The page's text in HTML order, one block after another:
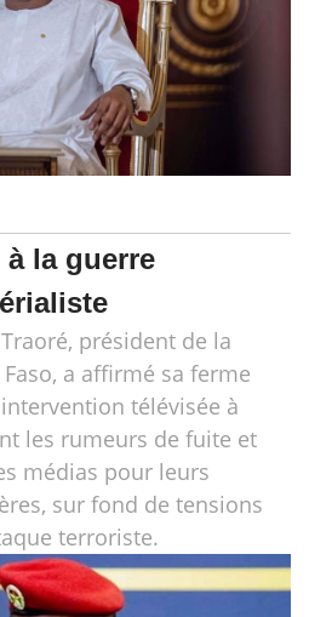
la guerre
président de la
a affirmé sa ferme
télévisée à
les rumeurs de fuite et
médias pour leurs
sur fond de tensions
terroriste.